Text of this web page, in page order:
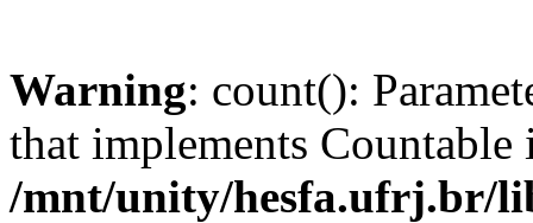
Warning: count():
that implements Countable
/mnt/unity/hesfa.ufrj.br/